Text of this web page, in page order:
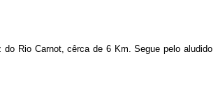
Rio Carnot, cêrca de 6 Km. Segue pelo aludido